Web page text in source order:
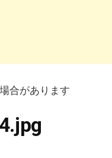
合があります